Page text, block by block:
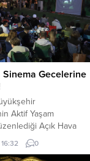
Sinema Gecelerine
Aktif Yaşam
Açık Hava
ilk gösterimi,
yoğun katılımıyla
0